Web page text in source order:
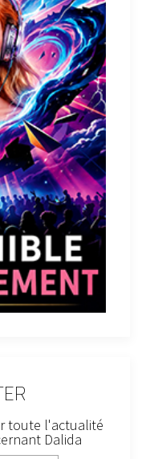
toute l'actualité
Dalida